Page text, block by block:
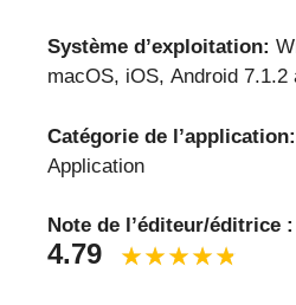
Système d’exploitation:
macOS, iOS, Android 7.1.2
Catégorie de l’application:
Application
Note de l’éditeur/éditrice :
4.79